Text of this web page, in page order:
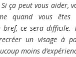
ça peut vous aider,
quand vous êtes
bref, ce sera difficile.
un visage à
moins